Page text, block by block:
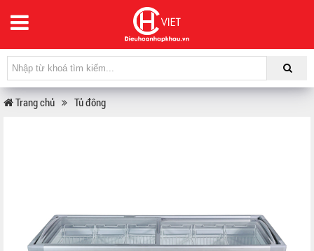
Trang chủ Tủ đông